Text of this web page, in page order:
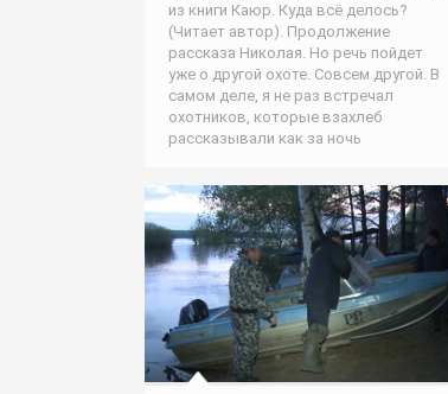
из книги Каюр. Куда всё делось?
(Читает автор). Продолжение
рассказа Николая. Но речь пойдет
уже о другой охоте. Совсем другой. В
самом деле, я не раз встречал
охотников, которые взахлеб
рассказывали как за ночь